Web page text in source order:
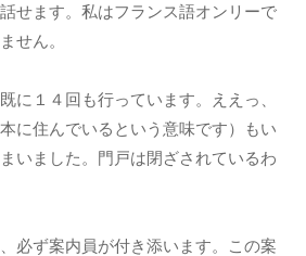
せます。私はフランス語オンリーで
せん。
に１４回も行っています。ええっ、
に住んでいるという意味です）もい
いました。門戸は閉ざされているわ
必ず案内員が付き添います。この案